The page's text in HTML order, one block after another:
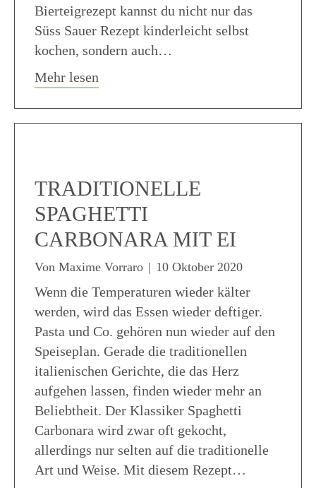
Bierteigrezept kannst du nicht nur das
Süss Sauer Rezept kinderleicht selbst
kochen, sondern auch…
Mehr lesen
TRADITIONELLE
SPAGHETTI
CARBONARA MIT EI
Von Maxime Vorraro | 10 Oktober 2020
Wenn die Temperaturen wieder kälter
werden, wird das Essen wieder deftiger.
Pasta und Co. gehören nun wieder auf den
Speiseplan. Gerade die traditionellen
italienischen Gerichte, die das Herz
aufgehen lassen, finden wieder mehr an
Beliebtheit. Der Klassiker Spaghetti
Carbonara wird zwar oft gekocht,
allerdings nur selten auf die traditionelle
Art und Weise. Mit diesem Rezept…